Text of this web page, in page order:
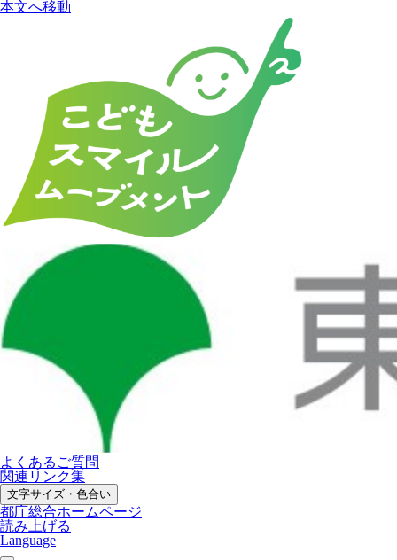
本文へ移動
よくあるご質問
関連リンク集
文字サイズ・色合い
都庁総合ホームページ
読み上げる
Language